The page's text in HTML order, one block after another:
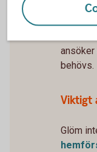
tillbaka
behövs.
Viktigt
Glöm